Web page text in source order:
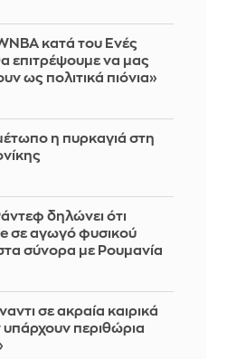
κατά του Ενές
επιτρέψουμε να μας
ως πολιτικά πιόνια»
η πυρκαγιά στη
δηλώνει ότι
σε αγωγό φυσικού
σύνορα με Ρουμανία
σε ακραία καιρικά
περιθώρια